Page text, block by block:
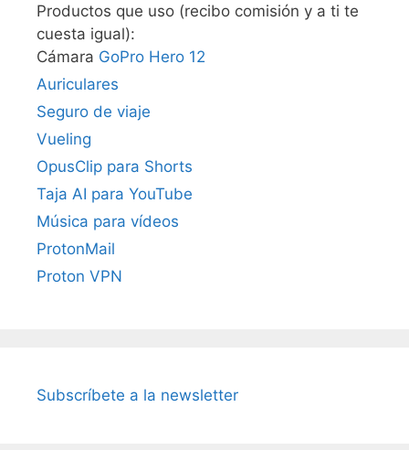
Productos que uso (recibo comisión y a ti te
cuesta igual):
Cámara GoPro Hero 12
Auriculares
Seguro de viaje
Vueling
OpusClip para Shorts
Taja AI para YouTube
Música para vídeos
ProtonMail
Proton VPN
Subscríbete a la newsletter